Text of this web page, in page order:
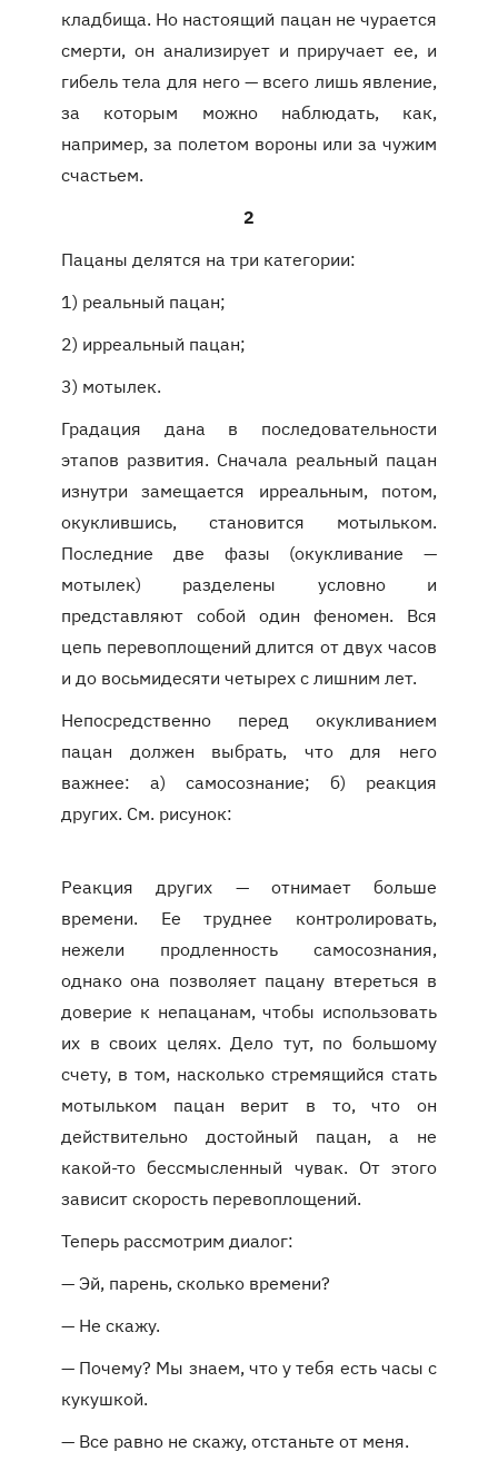
кладбища. Но настоящий пацан не чурается
смерти, он анализирует и приручает ее, и
гибель тела для него — всего лишь явление,
за которым можно наблюдать, как,
например, за полетом вороны или за чужим
счастьем.
2
Пацаны делятся на три категории:
1) реальный пацан;
2) ирреальный пацан;
3) мотылек.
Градация дана в последовательности
этапов развития. Сначала реальный пацан
изнутри замещается ирреальным, потом,
окуклившись, становится мотыльком.
Последние две фазы (окукливание —
мотылек) разделены условно и
представляют собой один феномен. Вся
цепь перевоплощений длится от двух часов
и до восьмидесяти четырех с лишним лет.
Непосредственно перед окукливанием
пацан должен выбрать, что для него
важнее: а) самосознание; б) реакция
других. См. рисунок:
Реакция других — отнимает больше
времени. Ее труднее контролировать,
нежели продленность самосознания,
однако она позволяет пацану втереться в
доверие к непацанам, чтобы использовать
их в своих целях. Дело тут, по большому
счету, в том, насколько стремящийся стать
мотыльком пацан верит в то, что он
действительно достойный пацан, а не
какой-то бессмысленный чувак. От этого
зависит скорость перевоплощений.
Теперь рассмотрим диалог:
— Эй, парень, сколько времени?
— Не скажу.
— Почему? Мы знаем, что у тебя есть часы с
кукушкой.
— Все равно не скажу, отстаньте от меня.